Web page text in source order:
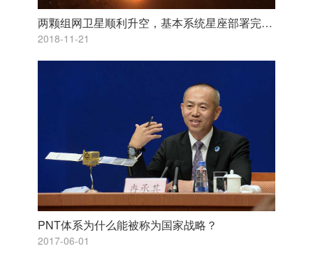
两颗组网卫星顺利升空，基本系统星座部署完成—中国北斗迈出走向全球关键一步
2018-11-21
PNT体系为什么能被称为国家战略？
2017-06-01